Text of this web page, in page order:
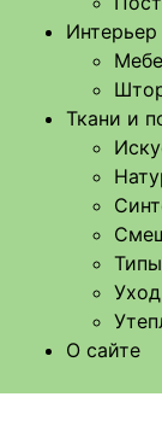
Интерьер
Ткани и
О сайте